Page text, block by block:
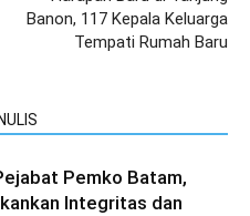
Banon, 117 Kepala Keluarga
Tempati Rumah Baru
Pemko Batam,
Integritas dan